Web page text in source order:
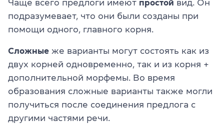
Чаще всего предлоги имеют простой вид. Он
подразумевает, что они были созданы при
помощи одного, главного корня.
Сложные же варианты могут состоять как из
двух корней одновременно, так и из корня +
дополнительной морфемы. Во время
образования сложные варианты также могли
получиться после соединения предлога с
другими частями речи.